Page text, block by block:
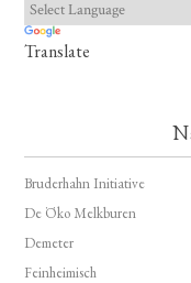
Translate
Bruderhahn Initiative
De Öko Melkburen
Demeter
Feinheimisch